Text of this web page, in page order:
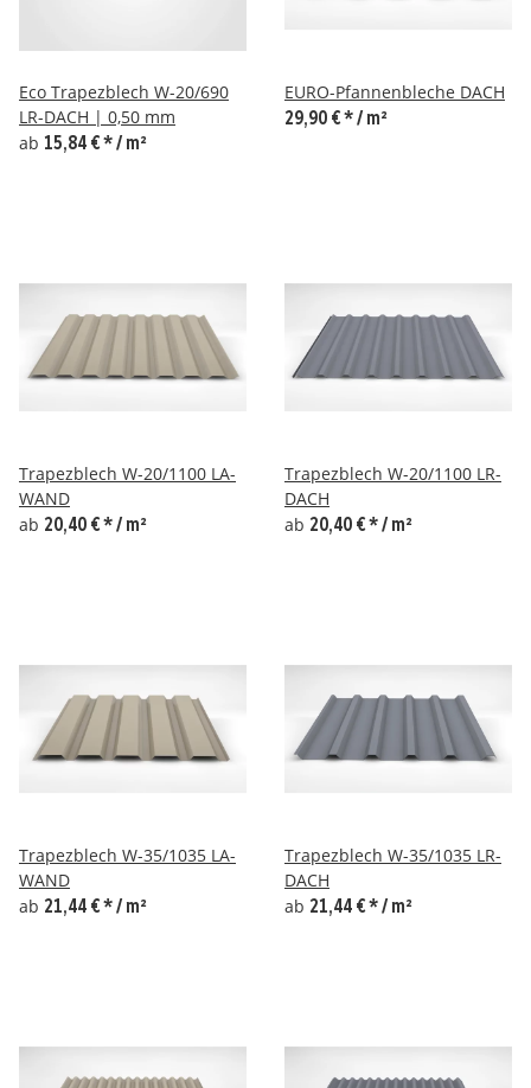
Eco Trapezblech W-20/690
LR-DACH | 0,50 mm
ab 15,84 €*/ m²
EURO-Pfannenbleche DACH
29,90 €*/ m²
Trapezblech W-20/1100 LA-
WAND
ab 20,40 €*/ m²
Trapezblech W-20/1100 LR-
DACH
ab 20,40 €*/ m²
Trapezblech W-35/1035 LA-
WAND
ab 21,44 €*/ m²
Trapezblech W-35/1035 LR-
DACH
ab 21,44 €*/ m²